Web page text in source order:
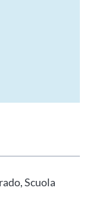
le tue scuole in
Scuola